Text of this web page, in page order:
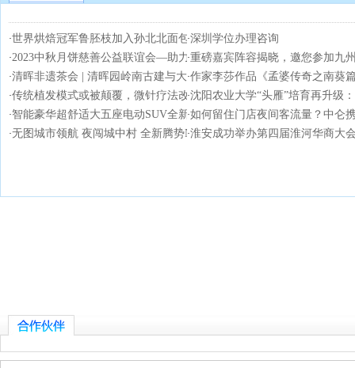
·世界烘焙冠军鲁胚枝加入孙北北面包，将带来
·深圳学位办理咨询
·2023中秋月饼慈善公益联谊会—助力乡村振兴
·重磅嘉宾阵容揭晓，邀您参加九
·清晖非遗茶会 | 清晖园岭南古建与大益非遗
·作家李莎作品《孟婆传奇之南葵
·传统植发模式或被颠覆，微针疗法改善脱发获
·沈阳农业大学“头雁”培育再升级
·智能豪华超舒适大五座电动SUV全新腾势N7正
·如何留住门店夜间客流量？中仑
·无图城市领航 夜闯城中村 全新腾势N7展示智
·淮安成功举办第四届淮河华商大